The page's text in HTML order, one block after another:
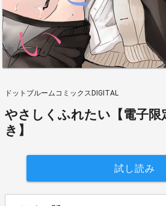
ドットブルームコミックスDIGITAL
やさしくふれたい【電子限
き】
試し読み